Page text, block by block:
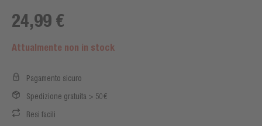
24,99 €
Attualmente non in stock
Pagamento sicuro
Spedizione gratuita > 50€
Resi facili